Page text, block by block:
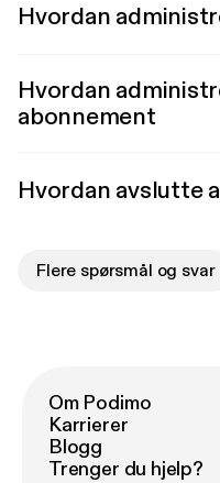
Hvordan
Hvordan
abonnement
Hvordan avslutte
Flere spørsmål og svar
Om Podimo
Karrierer
Blogg
Trenger du hjelp?